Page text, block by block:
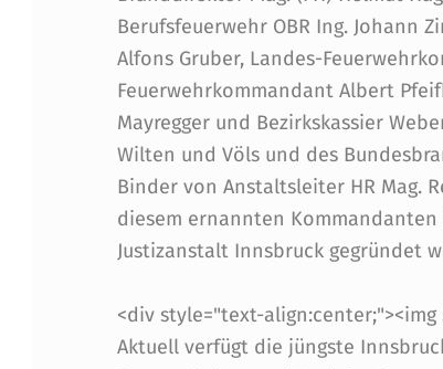
N
D
E
R
J
U
S
Berufsfeuerwehr OBR Ing. Johann
Alfons Gruber, Landes-
Feuerwehrkommandant Albert
Mayregger und Bezirkskassier
Wilten und Völs und des
Binder von Anstaltsleiter HR Mag.
diesem ernannten
Justizanstalt Innsbruck gegründet
<div style="text-align:center;"><img
Aktuell verfügt die jüngste